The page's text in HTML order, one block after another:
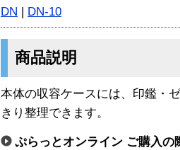
DN | DN-10
商品説明
本体の収容ケースには、印鑑・
きり整理できます。
ぷらっとオンライン ご購入の